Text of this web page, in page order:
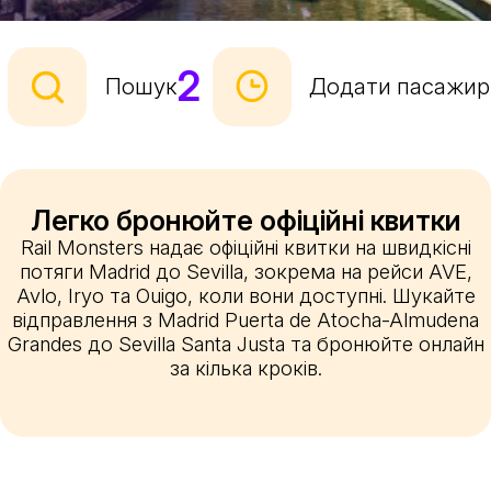
Пошук2 Додати
Легко бронюйте офіційні квитки
Rail Monsters надає офіційні квитки на швидкісні
потяги Madrid до Sevilla, зокрема на рейси AVE,
Avlo, Iryo та Ouigo, коли вони доступні. Шукайте
відправлення з Madrid Puerta de Atocha-Almudena
Grandes до Sevilla Santa Justa та бронюйте онлайн
за кілька кроків.